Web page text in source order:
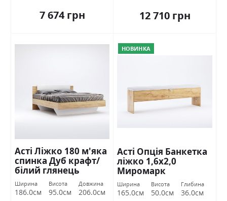
7 674 грн 12 710 грн
Асті Ліжко 180 м'яка
спинка Дуб крафт/
білий глянець
Міромарк
Ширина
186.0см
Висота
95.0см
Довжина
206.0см
НОВИНКА
Асті Опція Банкетка
ліжко 1,6х2,0
Миромарк
Ширина
165.0см
Висота
50.0см
Глибина
36.0см